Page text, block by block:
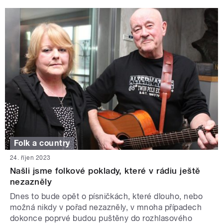
Folk a country
24. říjen 2023
Našli jsme folkové poklady, které v rádiu ještě
nezazněly
Dnes to bude opět o písničkách, které dlouho, nebo
možná nikdy v pořad nezazněly, v mnoha případech
dokonce poprvé budou puštěny do rozhlasového